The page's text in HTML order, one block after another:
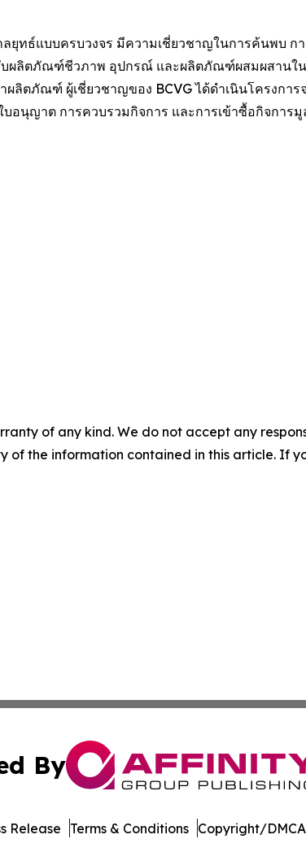
ลยุทธ์แบบครบวงจร มีความเชี่ยวชาญในการค้นพบ
ผลิตภัณฑ์ชีวภาพ อุปกรณ์ และผลิตภัณฑ์ผสมผสานใ
ภัณฑ์ ผู้เชี่ยวชาญของ BCVG ได้ดำเนินโครงการ
นุญาต การควบรวมกิจการ และการเข้าซื้อกิจการ
of any kind. We do not accept any
of the information contained in this article. If
By
Release Terms & Conditions Copyright/